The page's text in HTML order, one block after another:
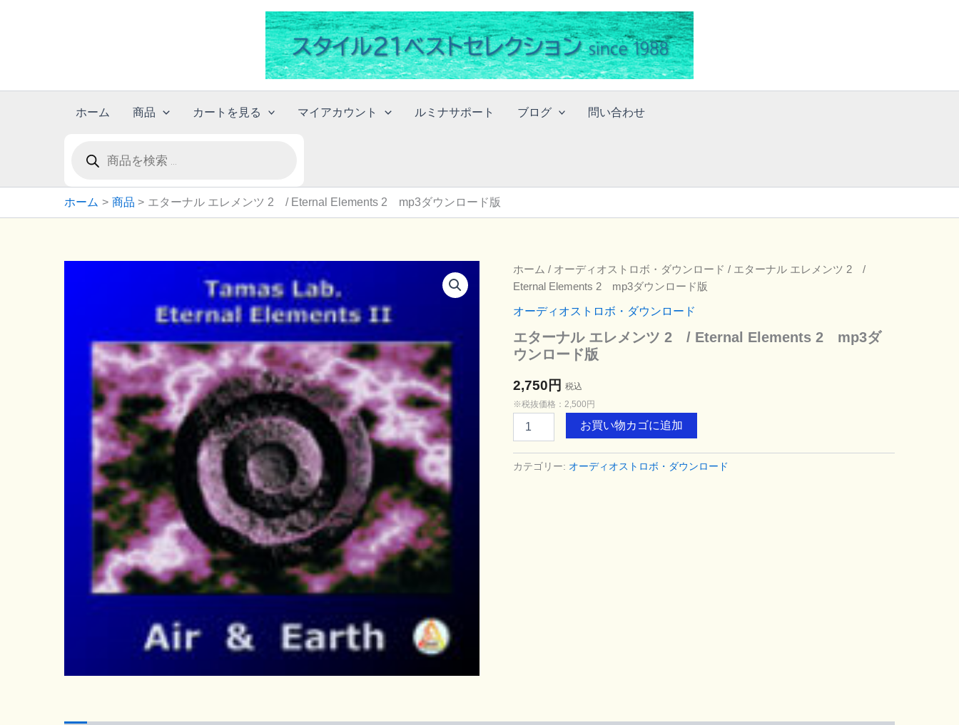
ホーム 商品 カートを見る マイアカウント ルミナサポート ブログ 問い合わせ
索
ホーム 商品 エターナル エレメンツ 2 / Eternal Elements 2 mp3ダウンロード版
ホーム / オーディオストロボ・ダウンロード / エターナル エレメンツ 2 /
Eternal Elements 2 mp3ダウンロード版
オーディオストロボ・ダウンロード
エターナル エレメンツ 2 / Eternal Elements 2 mp3ダ
ウンロード版
2,750円 税込
※税抜価格：2,500円
ナ
お買い物カゴに追加
カテゴリー: オーディオストロボ・ダウンロード